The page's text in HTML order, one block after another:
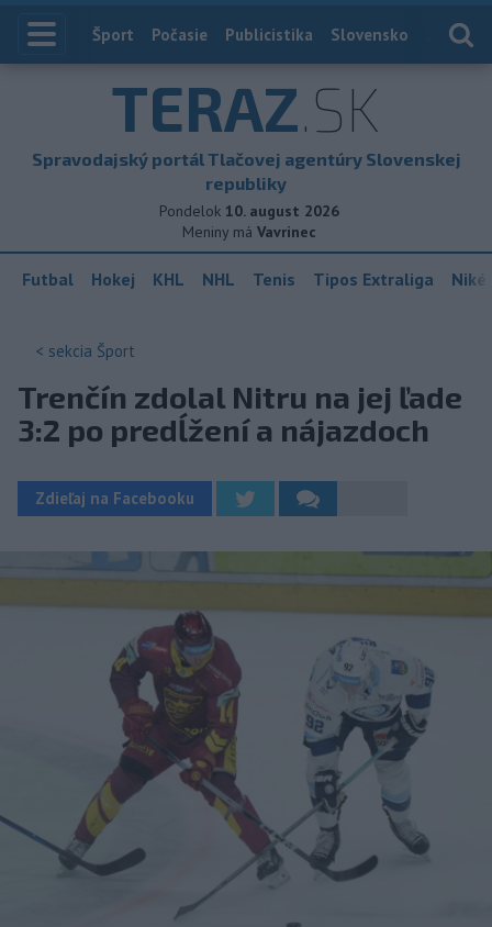
Index
Šport Počasie Publicistika Slovensko
TERAZ.SK
Spravodajský portál Tlačovej agentúry Slovenskej
republiky
Pondelok 10. august 2026
Meniny má Vavrinec
Futbal Hokej KHL NHL Tenis Tipos Extraliga
< sekcia Šport
Trenčín zdolal Nitru na jej ľade
3:2 po predĺžení a nájazdoch
Zdieľaj na Facebooku